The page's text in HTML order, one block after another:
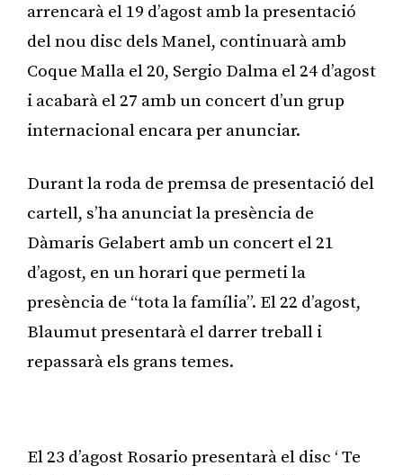
arrencarà el 19 d’agost amb la presentació
del nou disc dels Manel, continuarà amb
Coque Malla el 20, Sergio Dalma el 24 d’agost
i acabarà el 27 amb un concert d’un grup
internacional encara per anunciar.
Durant la roda de premsa de presentació del
cartell, s’ha anunciat la presència de
Dàmaris Gelabert amb un concert el 21
d’agost, en un horari que permeti la
presència de “tota la família”. El 22 d’agost,
Blaumut presentarà el darrer treball i
repassarà els grans temes.
El 23 d’agost Rosario presentarà el disc ‘ Te